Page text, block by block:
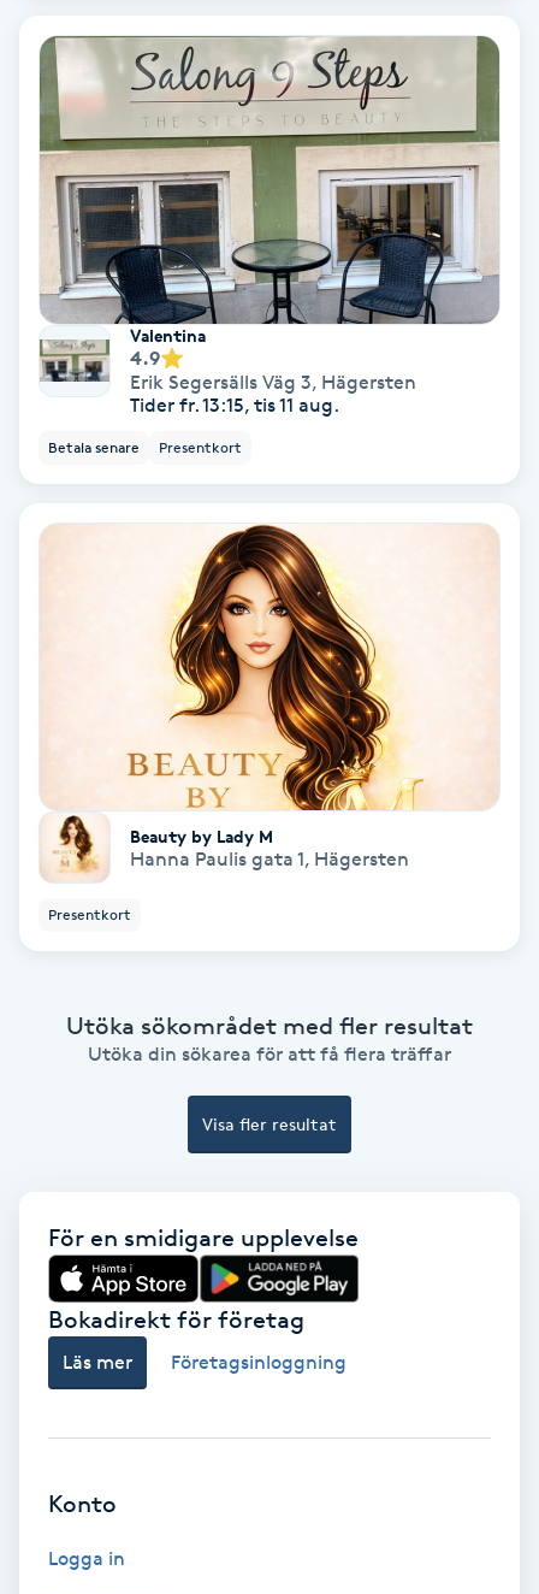
Färgning
Föning
Gel naglar
Gelenaglar
Gellack
Gellack med förstärkning
Gua Sha-massage
Hatha Yoga
Headspa
Herrklippning
Hot yoga
Hyaluronsyra
Valentina
4.9
Erik Segersälls Väg 3, Hägersten
Tider fr. 13:15, tis 11 aug.
Betala senare Presentkort
Beauty by Lady M
Hanna Paulis gata 1, Hägersten
Presentkort
Utöka sökområdet med fler resultat
Utöka din sökarea för att få flera träffar
Visa fler resultat
För en smidigare upplevelse
Bokadirekt för företag
Läs mer Företagsinloggning
Konto
Logga in